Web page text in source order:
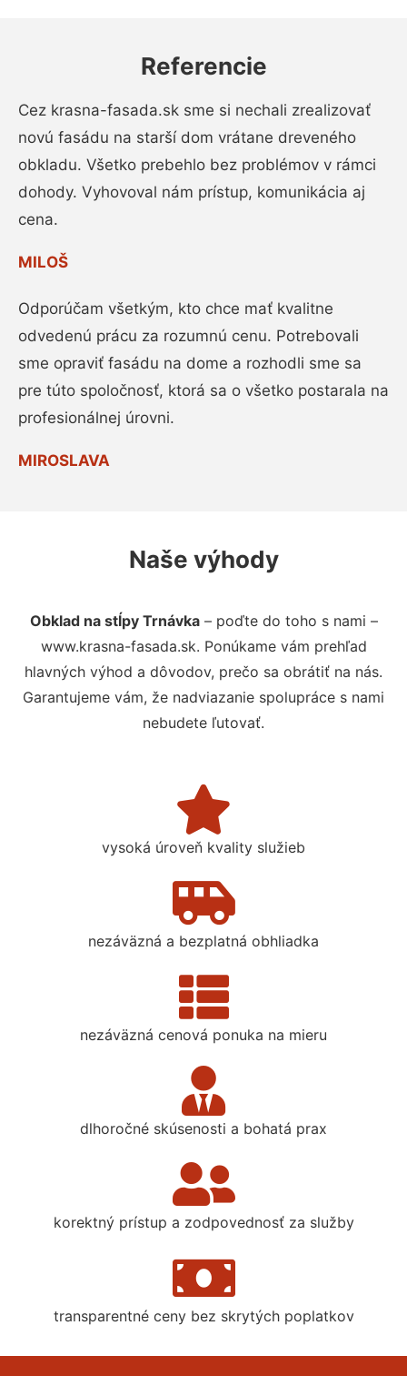
Referencie
Cez krasna-fasada.sk sme si nechali zrealizovať
novú fasádu na starší dom vrátane dreveného
obkladu. Všetko prebehlo bez problémov v rámci
dohody. Vyhovoval nám prístup, komunikácia aj
cena.
MILOŠ
Odporúčam všetkým, kto chce mať kvalitne
odvedenú prácu za rozumnú cenu. Potrebovali
sme opraviť fasádu na dome a rozhodli sme sa
pre túto spoločnosť, ktorá sa o všetko postarala na
profesionálnej úrovni.
MIROSLAVA
Naše výhody
Obklad na stĺpy Trnávka– poďte do toho s nami –
www.krasna-fasada.sk. Ponúkame vám prehľad
hlavných výhod a dôvodov, prečo sa obrátiť na nás.
Garantujeme vám, že nadviazanie spolupráce s nami
nebudete ľutovať.
vysoká úroveň kvality služieb
nezáväzná a bezplatná obhliadka
nezáväzná cenová ponuka na mieru
dlhoročné skúsenosti a bohatá prax
korektný prístup a zodpovednosť za služby
transparentné ceny bez skrytých poplatkov